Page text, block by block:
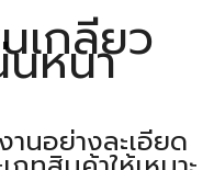
เกลียว
นหนา
นอย่างละเอียด